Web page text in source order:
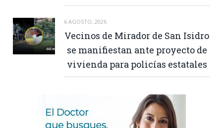
6 AGOSTO, 2026
Vecinos de Mirador de San Isidro
se manifiestan ante proyecto de
vivienda para policías estatales